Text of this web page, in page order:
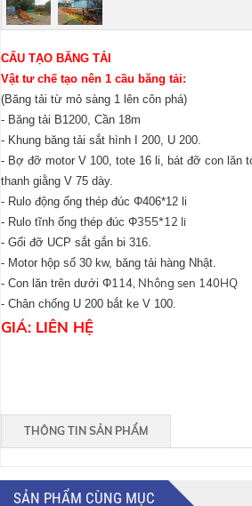
CẤU TẠO BĂNG TẢI
Vật tư chế tạo nên 1 cầu băng tải:
(Băng tải từ mỏ sàng 1 lên côn phá)
- Băng tải B1200, Cần 18m
- Khung băng tải sắt hình I 200, U 200.
- Bợ đỡ motor V 100, tote 16 li, bát đỡ con lăn
thanh giằng V 75 dày.
- Rulo động ống thép đúc Φ406*12 li
- Rulo tĩnh ống thép đúc Φ355*12 li
- Gối đỡ UCP sắt gắn bi 316.
- Motor hộp số 30 kw, băng tải hàng Nhật.
- Con lăn trên dưới Φ114, Nhông sen 140HQ
- Chân chống U 200 bắt ke V 100.
GIÁ: LIÊN HỆ
THÔNG TIN SẢN PHẨM
SẢN PHẨM CÙNG MỤC